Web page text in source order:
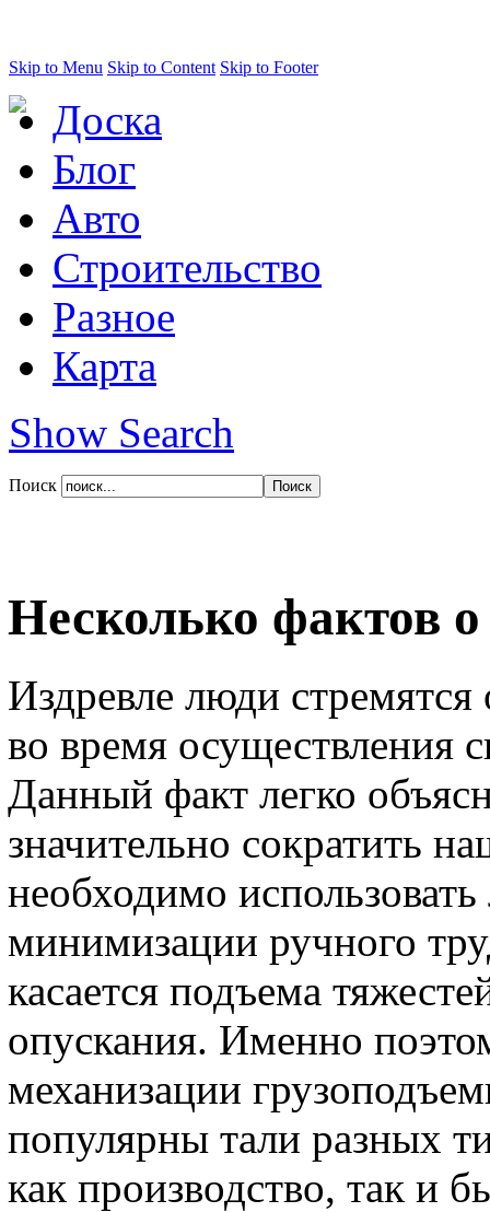
Skip to Menu Skip to Content Skip to Footer
Доска
Блог
Авто
Строительство
Разное
Карта
Show Search
Поиск
Несколько фактов
Издревле люди стремятся
во время осуществления
Данный факт легко
значительно сократить
необходимо
минимизации ручного
касается подъема
опускания. Именно
механизации
популярны тали разных
как производство, так и